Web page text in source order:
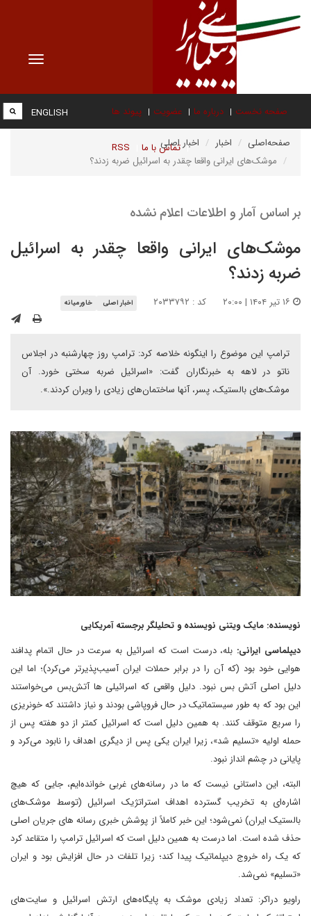
Toggle
صفحه نخست درباره ما عضویت پیوند ها
تماس با ما RSS
ENGLISH
صفحه‌اصلی اخبار
اخبار اصلی
موشک‌های ایرانی واقعا چقدر به اسرائیل ضربه زدند؟
بر اساس آمار و اطلاعات اعلام نشده
موشک‌های ایرانی واقعا چقدر به اسرائیل
ضربه زدند؟
کد : ۲۰۳۳۷۹۲ اخبار اصلی خاورمیانه
ترامپ این موضوع را اینگونه خلاصه کرد: ترامپ روز چهارشنبه در اجلاس
ناتو در لاهه به خبرنگاران گفت: «اسرائیل ضربه سختی خورد. آن
موشک‌های بالستیک، پسر، آنها ساختمان‌های زیادی را ویران کردند.».
نویسنده: مایک ویتنی نویسنده و تحلیلگر برجسته آمریکایی
دیپلماسی ایرانی: بله، درست است که اسرائیل به سرعت در حال اتمام پدافند
هوایی خود بود (که آن را در برابر حملات ایران آسیب‌پذیرتر می‌کرد)؛ اما این
دلیل اصلی آتش بس نبود. دلیل واقعی که اسرائیلی ها آتش‌بس می‌خواستند
این بود که به طور سیستماتیک در حال فروپاشی بودند و نیاز داشتند که خونریزی
را سریع متوقف کنند. به همین دلیل است که اسرائیل کمتر از دو هفته پس از
حمله اولیه «تسلیم شد»، زیرا ایران یکی پس از دیگری اهداف را نابود می‌کرد و
پایانی در چشم انداز نبود.
البته، این داستانی نیست که ما در رسانه‌های غربی خوانده‌ایم، جایی که هیچ
اشاره‌ای به تخریب گسترده اهداف استراتژیک اسرائیل (توسط موشک‌های
بالستیک ایران) نمی‌شود؛ این خبر کاملاً از پوشش خبری رسانه های جریان اصلی
حذف شده است. اما درست به همین دلیل است که اسرائیل ترامپ را متقاعد کرد
که یک راه خروج دیپلماتیک پیدا کند؛ زیرا تلفات در حال افزایش بود و ایران
«تسلیم» نمی‌شد.
راویو دراکر: تعداد زیادی موشک به پایگاه‌های ارتش اسرائیل و سایت‌های